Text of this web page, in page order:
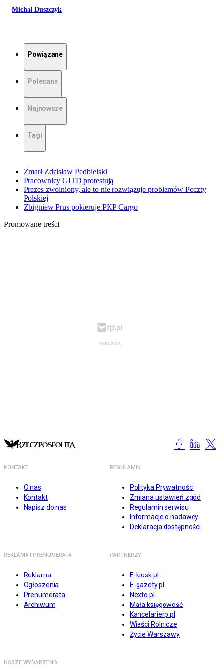
Michał Duszczyk
Powiązane
Polecane
Najnowsze
Tagi
Zmarł Zdzisław Podbielski
Pracownicy GITD protestują
Prezes zwolniony, ale to nie rozwiązuje problemów Poczty
Polskiej
Zbigniew Prus pokieruje PKP Cargo
Promowane treści
KONTAKT
O nas
Kontakt
Napisz do nas
REGULAMIN
Polityka Prywatności
Zmiana ustawień zgód
Regulamin serwisu
Informacje o nadawcy
Deklaracja dostępności
REKLAMA I PRENUMERATA
Reklama
Ogłoszenia
Prenumerata
Archiwum
PARTNERZY
E-kiosk.pl
E-gazety.pl
Nexto.pl
Mała księgowość
Kancelarierp.pl
Wieści Rolnicze
Życie Warszawy
NASZE WYDARZENIA